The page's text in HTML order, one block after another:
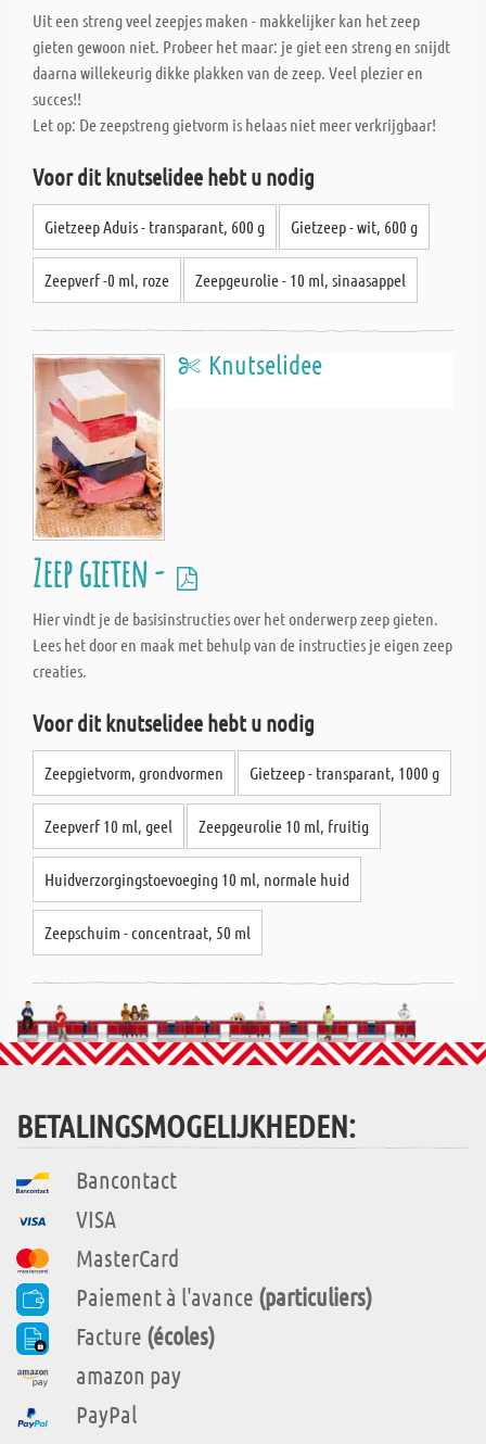
Uit een streng veel zeepjes maken - makkelijker kan het zeep
gieten gewoon niet. Probeer het maar: je giet een streng en snijdt
daarna willekeurig dikke plakken van de zeep. Veel plezier en
succes!!
Let op: De zeepstreng gietvorm is helaas niet meer verkrijgbaar!
Voor dit knutselidee hebt u nodig
Gietzeep Aduis - transparant, 600 g Gietzeep - wit, 600 g
Zeepverf -0 ml, roze Zeepgeurolie - 10 ml, sinaasappel
Knutselidee
Zeep gieten -
Hier vindt je de basisinstructies over het onderwerp zeep gieten.
Lees het door en maak met behulp van de instructies je eigen zeep
creaties.
Voor dit knutselidee hebt u nodig
Zeepgietvorm, grondvormen Gietzeep - transparant, 1000 g
Zeepverf 10 ml, geel Zeepgeurolie 10 ml, fruitig
Huidverzorgingstoevoeging 10 ml, normale huid
Zeepschuim - concentraat, 50 ml
BETALINGSMOGELIJKHEDEN:
Bancontact
VISA
MasterCard
Paiement à l'avance (particuliers)
Facture (écoles)
amazon pay
PayPal